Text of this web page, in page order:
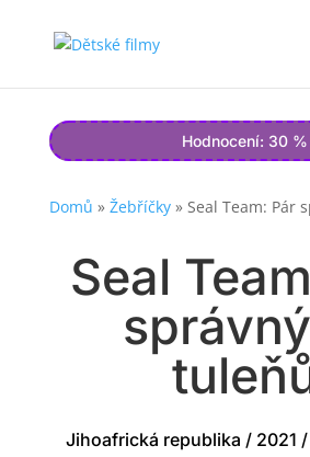
Hodnocení: 30 %
Domů » Žebříčky» Seal Team: Pár
Seal
Jihoafrická republika / 2021